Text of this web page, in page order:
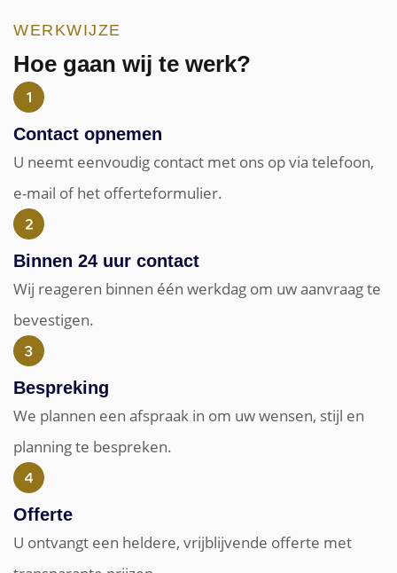
WERKWIJZE
Hoe gaan wij te werk?
Contact opnemen
U neemt eenvoudig contact met ons op via telefoon,
e-mail of het offerteformulier.
Binnen 24 uur contact
Wij reageren binnen één werkdag om uw aanvraag te
bevestigen.
Bespreking
We plannen een afspraak in om uw wensen, stijl en
planning te bespreken.
Offerte
U ontvangt een heldere, vrijblijvende offerte met